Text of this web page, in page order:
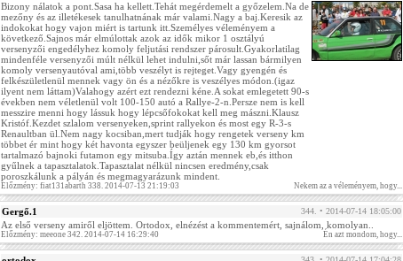
Bizony nálatok a pont.Sasa ha kellett.Tehát megérdemelt a győzelem.Na de
mezőny és az illetékesek tanulhatnának már valami.Nagy a baj.Keresik az
indokokat hogy vajon miért is tartunk itt.Személyes véleményem a
következő.Sajnos már elmúlottak azok az idők mikor 1 osztályú
versenyzői engedélyhez komoly feljutási rendszer párosult.Gyakorlatilag
mindenféle versenyzői múlt nélkül lehet indulni,sőt már lassan bármilyen
komoly versenyautóval ami,több veszélyt is rejteget.Vagy gyengén és
felkészületlenül mennek vagy ön és a nézőkre is veszélyes módon.(igaz
ilyent nem láttam)Valahogy azért ezt rendezni kéne.A sokat emlegetett 90-s
években nem véletlenül volt 100-150 autó a Rallye-2-n.Persze nem is kell
messzire menni hogy lássuk hogy lépcsőfokokat kell meg mászni.Klausz
Kristóf.Kezdet szlalom versenyeken,sprint rallyekon és most egy R-3-s
Renaultban ül.Nem nagy kocsiban,mert tudják hogy rengetek verseny km
többet ér mint hogy két havonta egyszer beüljenek egy 130 km gyorsot
tartalmazó bajnoki futamon egy mitsuba.Így aztán mennek eb,és itthon
gyűlnek a tapasztalatok.Tapasztalat nélkül nincsen eredmény,csak
poroszkálunk a pályán és megmagyarázunk mindent.
Előzmény: fiat131abarth 338. 2014-07-13 21:19:03 Nekem az a véleményem, hogy...
Gergő.1 344. • 2014-07-14 18:05:00
Az első verseny amiről eljöttem. Ortodox, elnézést a kommentemért, sajnálom, komolyan..
Előzmény: meeone 342. 2014-07-14 16:29:40 Én azt mondom, hogy...